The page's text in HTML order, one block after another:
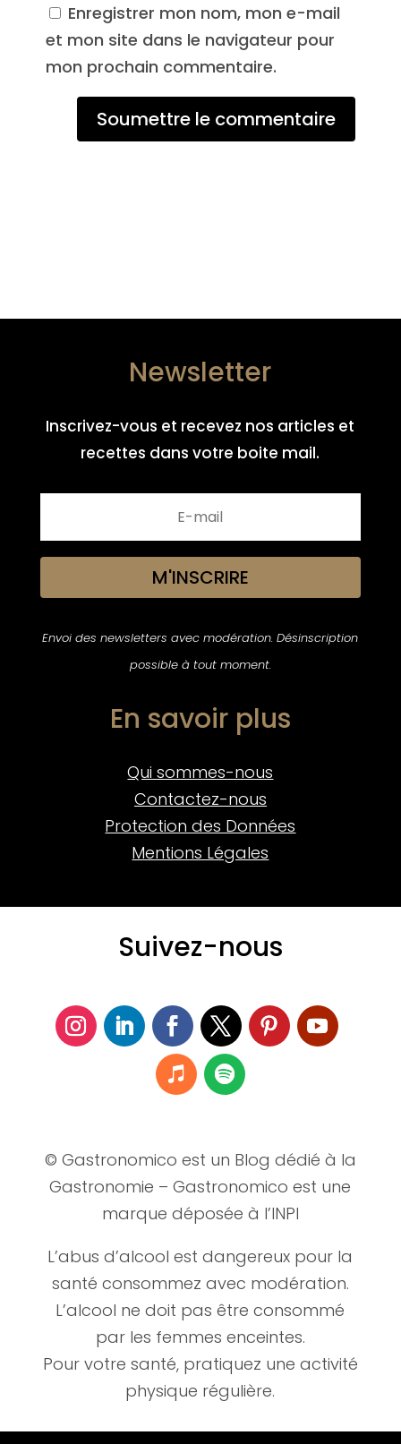
Enregistrer mon nom, mon e-mail
et mon site dans le navigateur pour
mon prochain commentaire.
Soumettre le commentaire
Newsletter
Inscrivez-vous et recevez nos articles et
recettes dans votre boite mail.
M'INSCRIRE
Envoi des newsletters avec modération. Désinscription
possible à tout moment.
En savoir plus
Qui sommes-nous
Contactez-nous
Protection des Données
Mentions Légales
Suivez-nous
© Gastronomico est un Blog dédié à la
Gastronomie – Gastronomico est une
marque déposée à l’INPI
L’abus d’alcool est dangereux pour la
santé consommez avec modération.
L’alcool ne doit pas être consommé
par les femmes enceintes.
Pour votre santé, pratiquez une activité
physique régulière.